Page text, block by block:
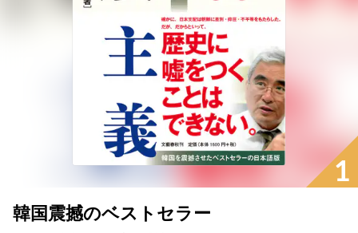
1
韓国震撼のベストセラー